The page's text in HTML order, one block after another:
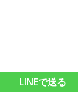
[
LINEで送る